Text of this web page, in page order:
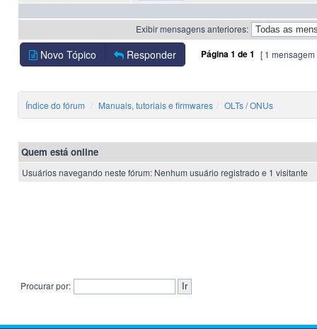
Exibir mensagens anteriores:
Novo Tópico Responder Página1 de1 [ 1
Índice do fórum Manuais, tutoriais e firmwares OLTs / ONUs
Quem está online
Usuários navegando neste fórum: Nenhum usuário registrado e 1 visitante
Procurar por: